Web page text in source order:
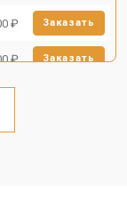
₽ Заказать
₽ Заказать